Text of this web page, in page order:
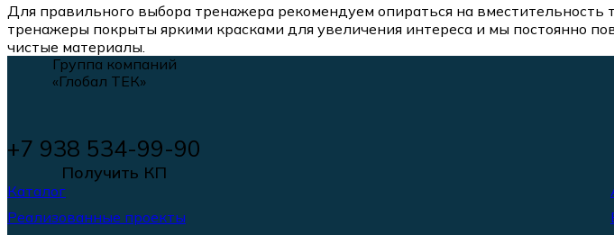
Для правильного выбора тренажера рекомендуем опираться на
тренажеры покрыты яркими красками для увеличения интереса и мы постоянно
чистые материалы.
Группа компаний
«Глобал ТЕК»
+7 938 534-99-90
Получить КП
Каталог
Реализованные проекты